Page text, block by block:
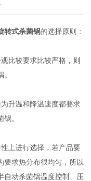
转式杀菌锅的选择原则：
比较要求比较严格，则
升温和降温速度都要求
。
上进行选择，若产品要
要求热分布很均匀，所以
自动杀菌锅温度控制、压